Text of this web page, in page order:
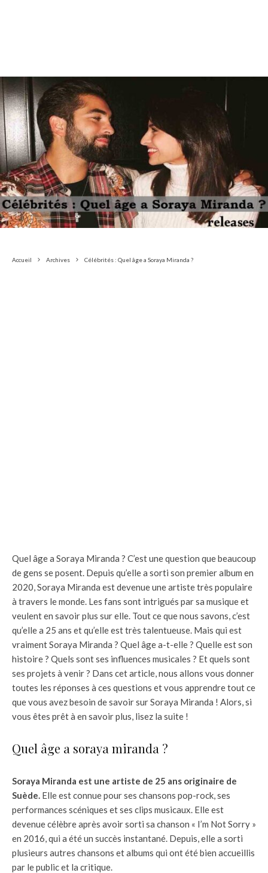
Accueil Archives Célébrités : Quel âge a Soraya Miranda ?
Quel âge a Soraya Miranda ? C’est une question que beaucoup
de gens se posent. Depuis qu’elle a sorti son premier album en
2020, Soraya Miranda est devenue une artiste très populaire
à travers le monde. Les fans sont intrigués par sa musique et
veulent en savoir plus sur elle. Tout ce que nous savons, c’est
qu’elle a 25 ans et qu’elle est très talentueuse. Mais qui est
vraiment Soraya Miranda ? Quel âge a-t-elle ? Quelle est son
histoire ? Quels sont ses influences musicales ? Et quels sont
ses projets à venir ? Dans cet article, nous allons vous donner
toutes les réponses à ces questions et vous apprendre tout ce
que vous avez besoin de savoir sur Soraya Miranda ! Alors, si
vous êtes prêt à en savoir plus, lisez la suite !
Quel âge a soraya miranda ?
Soraya Miranda est une artiste de 25 ans originaire de
Suède. Elle est connue pour ses chansons pop-rock, ses
performances scéniques et ses clips musicaux. Elle est
devenue célèbre après avoir sorti sa chanson « I’m Not Sorry »
en 2016, qui a été un succès instantané. Depuis, elle a sorti
plusieurs autres chansons et albums qui ont été bien accueillis
par le public et la critique.